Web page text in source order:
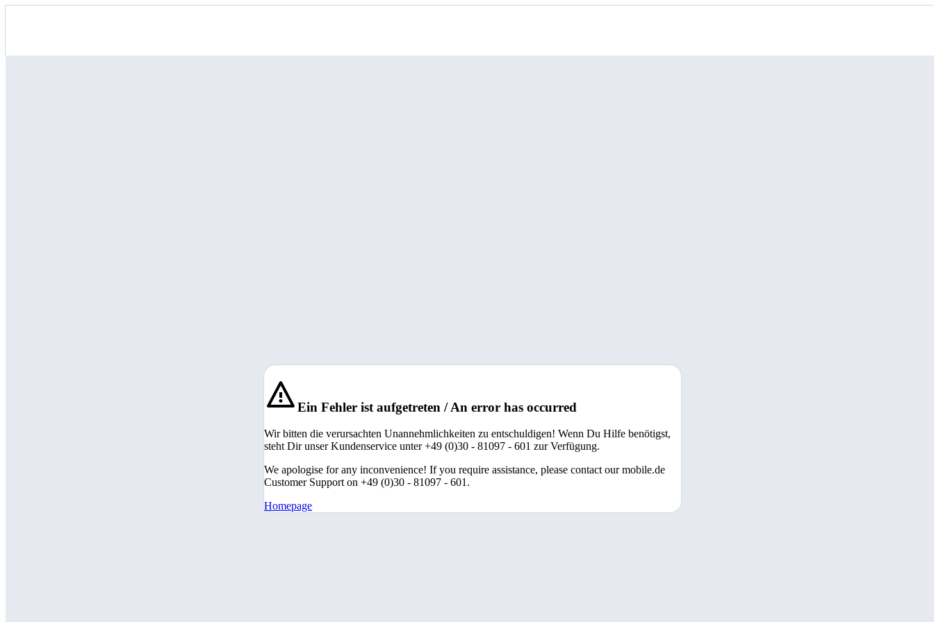
Ein Fehler ist aufgetreten / An error has occurred
Wir bitten die verursachten Unannehmlichkeiten zu entschuldigen! Wenn Du Hilfe benötigst,
steht Dir unser Kundenservice unter +49 (0)30 - 81097 - 601 zur Verfügung.
We apologise for any inconvenience! If you require assistance, please contact our mobile.de
Customer Support on +49 (0)30 - 81097 - 601.
Homepage